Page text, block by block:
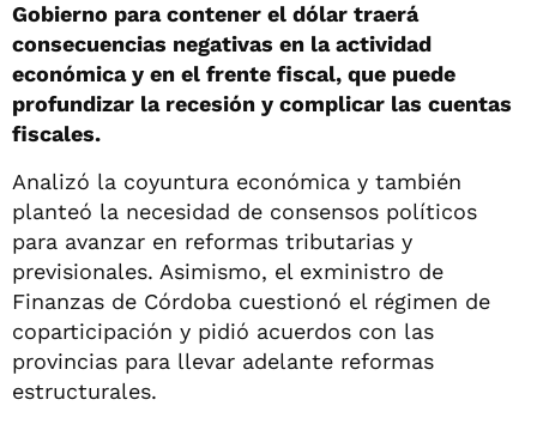
Gobierno para contener el dólar traerá
consecuencias negativas en la actividad
económica y en el frente fiscal, que puede
profundizar la recesión y complicar las cuentas
fiscales.
Analizó la coyuntura económica y también
planteó la necesidad de consensos políticos
para avanzar en reformas tributarias y
previsionales. Asimismo, el exministro de
Finanzas de Córdoba cuestionó el régimen de
coparticipación y pidió acuerdos con las
provincias para llevar adelante reformas
estructurales.